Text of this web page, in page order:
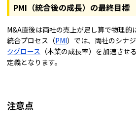
PMI（統合後の成長）の最終目標
M&A直後は両社の売上が足し算で物理的
統合プロセス（PMI）では、両社のシナ
クグロース （本業の成長率）を加速させ
定義となります。
注意点